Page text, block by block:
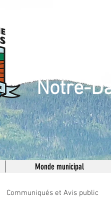
Notre-
Monde municipal
Communiqués et Avis public